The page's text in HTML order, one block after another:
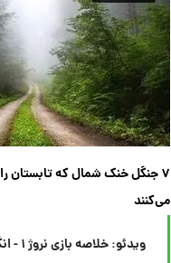
۷ جنگل خنک شمال که تابستان
می‌کنند
ویدئو: خلاصه بازی نروژ ۱ - انگلیس ۲